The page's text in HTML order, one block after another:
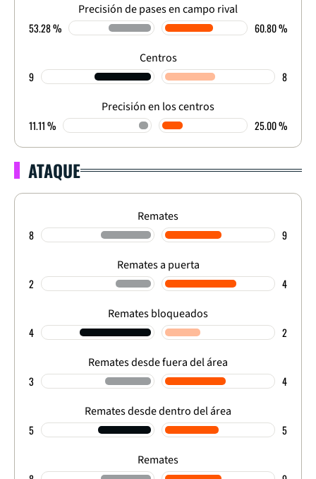
Precisión de pases en campo rival
53.28 % 60.80 %
Centros
9 8
Precisión en los centros
11.11 % 25.00 %
ATAQUE
Remates
8 9
Remates a puerta
2 4
Remates bloqueados
4 2
Remates desde fuera del área
3 4
Remates desde dentro del área
5 5
Remates